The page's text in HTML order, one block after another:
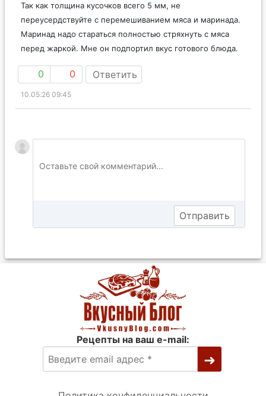
Так как толщина кусочков всего 5 мм, не
переусердствуйте с перемешиванием мяса и маринада.
Маринад надо стараться полностью стряхнуть с мяса
перед жаркой. Мне он подпортил вкус готового блюда.
0 0 Ответить
10.05.26 09:45
Рецепты на ваш e-mail: